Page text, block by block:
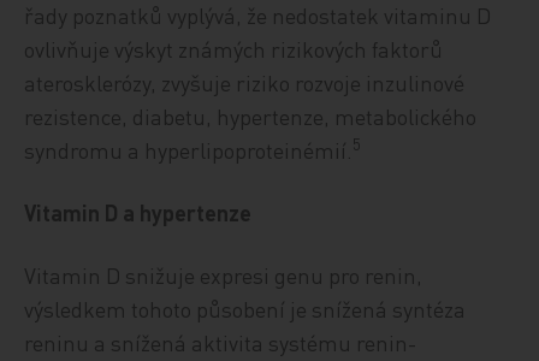
řady poznatků vyplývá, že nedostatek vitaminu D
ovlivňuje výskyt známých rizikových faktorů
aterosklerózy, zvyšuje riziko rozvoje inzulinové
rezistence, diabetu, hypertenze, metabolického
syndromu a hyperlipoproteinémií. 5
Vitamin D a hypertenze
Vitamin D snižuje expresi genu pro renin,
výsledkem tohoto působení je snížená syntéza
reninu a snížená aktivita systému renin-